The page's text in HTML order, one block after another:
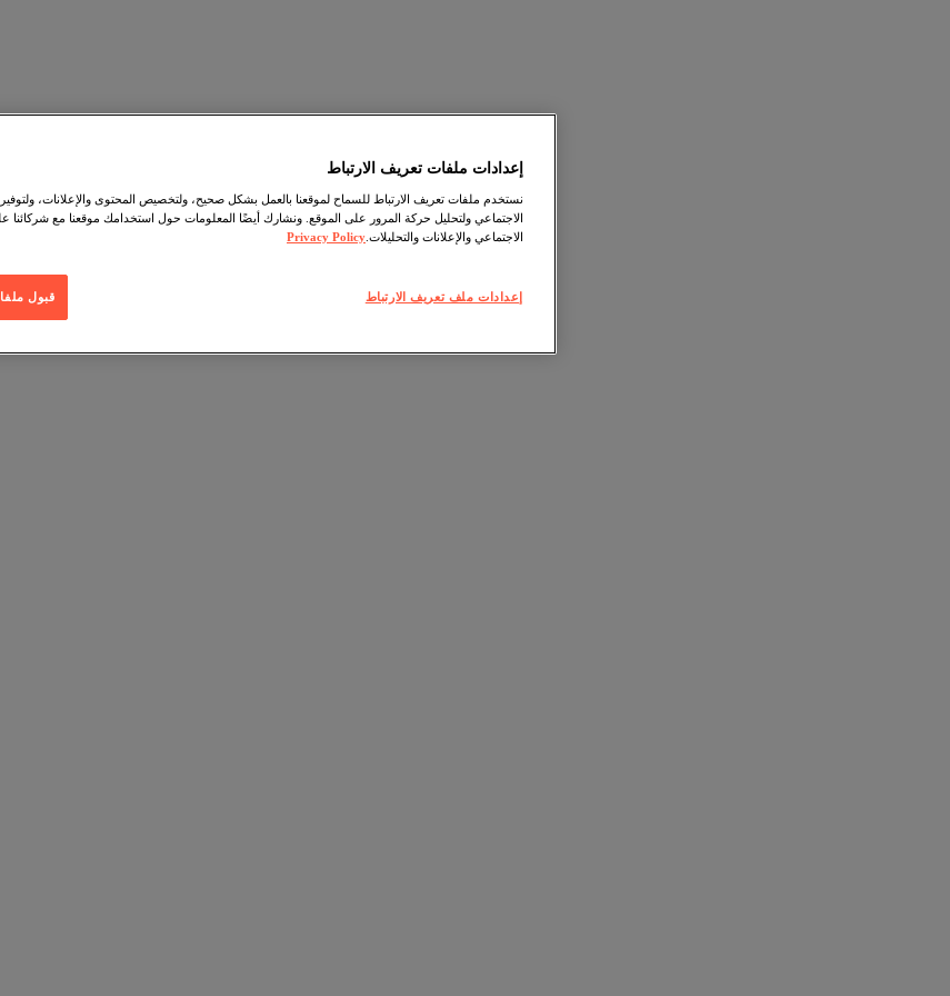
إعدادات ملفات تعريف الارتباط
نستخدم ملفات تعريف الارتباط للسماح لموقعنا بالعمل بشكل صحيح، ولتخصيص المحتوى والإعلانات،
الاجتماعي ولتحليل حركة المرور على الموقع. ونشارك أيضًا المعلومات حول استخدامك موقعنا مع
الاجتماعي والإعلانات والتحليلات. Privacy Policy
إعدادات ملف تعريف الارتباط قبول